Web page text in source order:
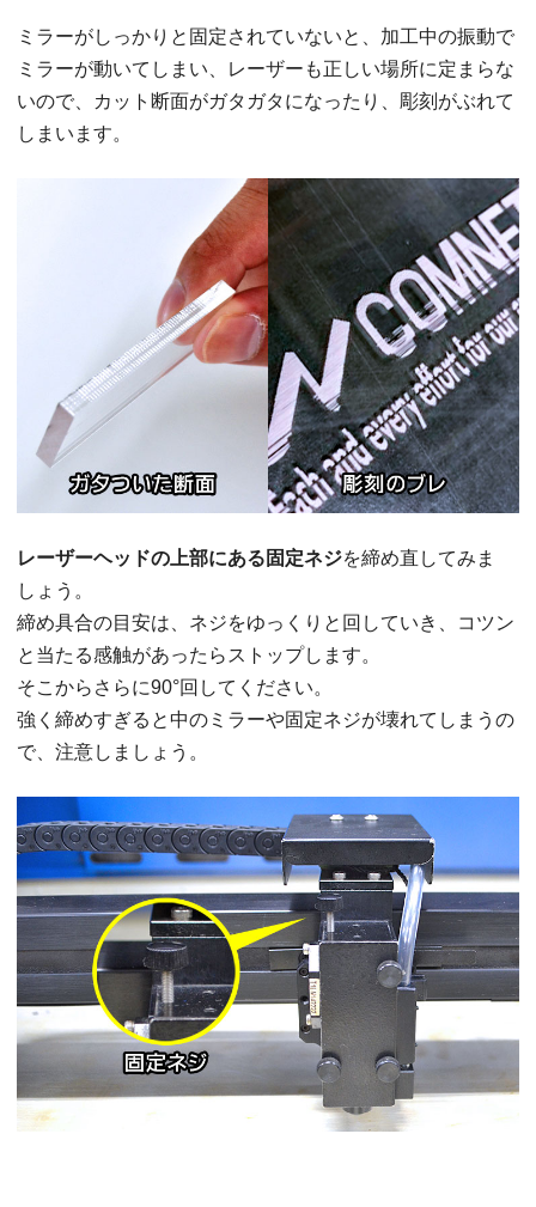
ミラーがしっかりと固定されていないと、加工中の振動で
ミラーが動いてしまい、レーザーも正しい場所に定まらな
いので、カット断面がガタガタになったり、彫刻がぶれて
しまいます。
レーザーヘッドの上部にある固定ネジを締め直してみま
しょう。
締め具合の目安は、ネジをゆっくりと回していき、コツン
と当たる感触があったらストップします。
そこからさらに90°回してください。
強く締めすぎると中のミラーや固定ネジが壊れてしまうの
で、注意しましょう。